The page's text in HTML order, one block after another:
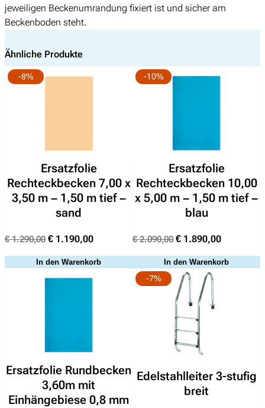
jeweiligen Beckenumrandung fixiert ist und sicher am
Beckenboden steht.
Ähnliche Produkte
-8%
Ersatzfolie
Rechteckbecken 7,00 x
3,50 m – 1,50 m tief –
sand
€1.290,00 Ursprünglicher
war:
€ 1.290,00
€ 1.190,00Aktueller
ist:
€ 1.190,00.
In den Warenkorb
-10%
Ersatzfolie
Rechteckbecken 10,00
x 5,00 m – 1,50 m tief –
blau
€2.090,00 Ursprünglicher
war:
€ 2.090,00
€ 1.890,00Aktueller
ist:
In den Warenkorb
Ersatzfolie Rundbecken
3,60m mit
Einhängebiese 0,8 mm
-7%
Edelstahlleiter 3-stufig
breit
Suchen